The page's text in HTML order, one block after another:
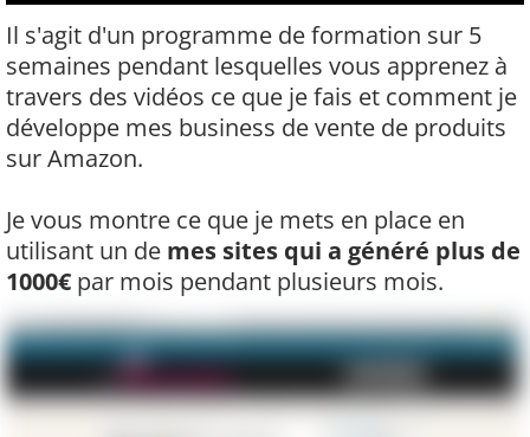
Il s'agit d'un programme de formation sur 5
semaines pendant lesquelles vous apprenez à
travers des vidéos ce que je fais et comment je
développe mes business de vente de produits
sur Amazon.
Je vous montre ce que je mets en place en
utilisant un de mes sites qui a généré plus de
1000€ par mois pendant plusieurs mois.